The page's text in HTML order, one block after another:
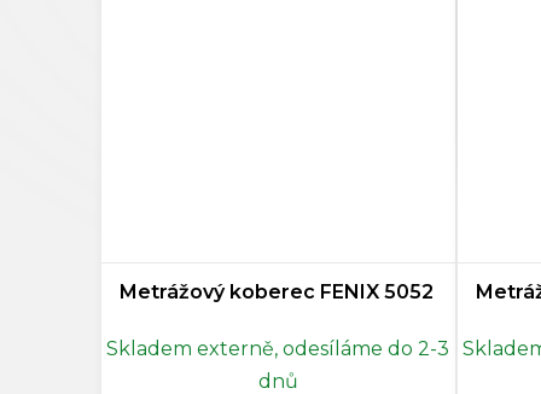
Mentolová 0
Metrážový koberec FENIX 5052
Skladem externě, odesíláme do 2-3
dnů